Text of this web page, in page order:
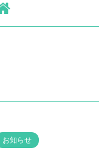
お知らせ